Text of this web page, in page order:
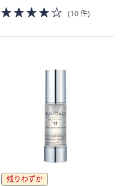
4.0
of
(10 件)
残りわずか